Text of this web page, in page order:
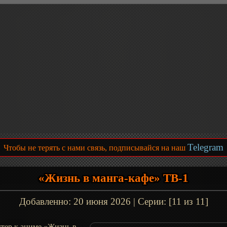
Чтобы не терять с нами связь, подписывайся на наш Telegram
«Жизнь в манга-кафе» ТВ-1
Добавленно: 20 июня 2026 | Серии: [11 из 11]